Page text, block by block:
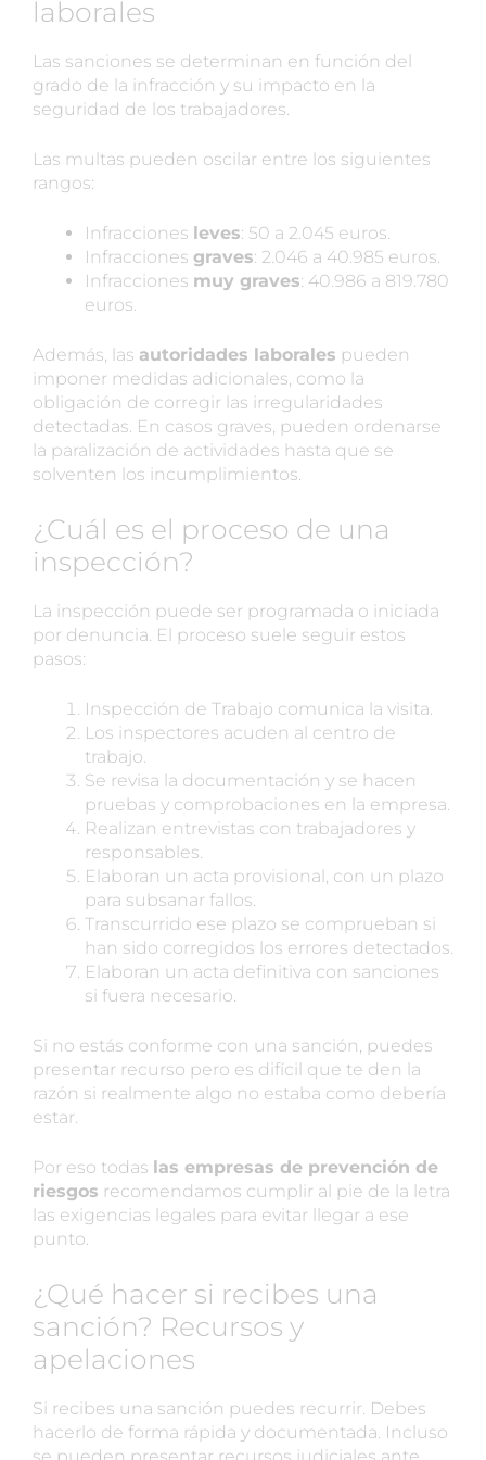
laborales
Las sanciones se determinan en función del
grado de la infracción y su impacto en la
seguridad de los trabajadores.
Las multas pueden oscilar entre los siguientes
rangos:
Infracciones leves: 50 a 2.045 euros.
Infracciones graves: 2.046 a 40.985 euros.
Infracciones muy graves: 40.986 a 819.780
euros.
Además, las autoridades laborales pueden
imponer medidas adicionales, como la
obligación de corregir las irregularidades
detectadas. En casos graves, pueden ordenarse
la paralización de actividades hasta que se
solventen los incumplimientos.
¿Cuál es el proceso de una
inspección?
La inspección puede ser programada o iniciada
por denuncia. El proceso suele seguir estos
pasos:
Inspección de Trabajo comunica la visita.
Los inspectores acuden al centro de
trabajo.
Se revisa la documentación y se hacen
pruebas y comprobaciones en la empresa.
Realizan entrevistas con trabajadores y
responsables.
Elaboran un acta provisional, con un plazo
para subsanar fallos.
Transcurrido ese plazo se comprueban si
han sido corregidos los errores detectados.
Elaboran un acta definitiva con sanciones
si fuera necesario.
Si no estás conforme con una sanción, puedes
presentar recurso pero es difícil que te den la
razón si realmente algo no estaba como debería
estar.
Por eso todas las empresas de prevención de
riesgos recomendamos cumplir al pie de la letra
las exigencias legales para evitar llegar a ese
punto.
¿Qué hacer si recibes una
sanción? Recursos y
apelaciones
Si recibes una sanción puedes recurrir. Debes
hacerlo de forma rápida y documentada. Incluso